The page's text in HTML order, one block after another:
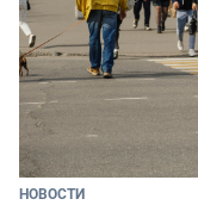
НОВОСТИ